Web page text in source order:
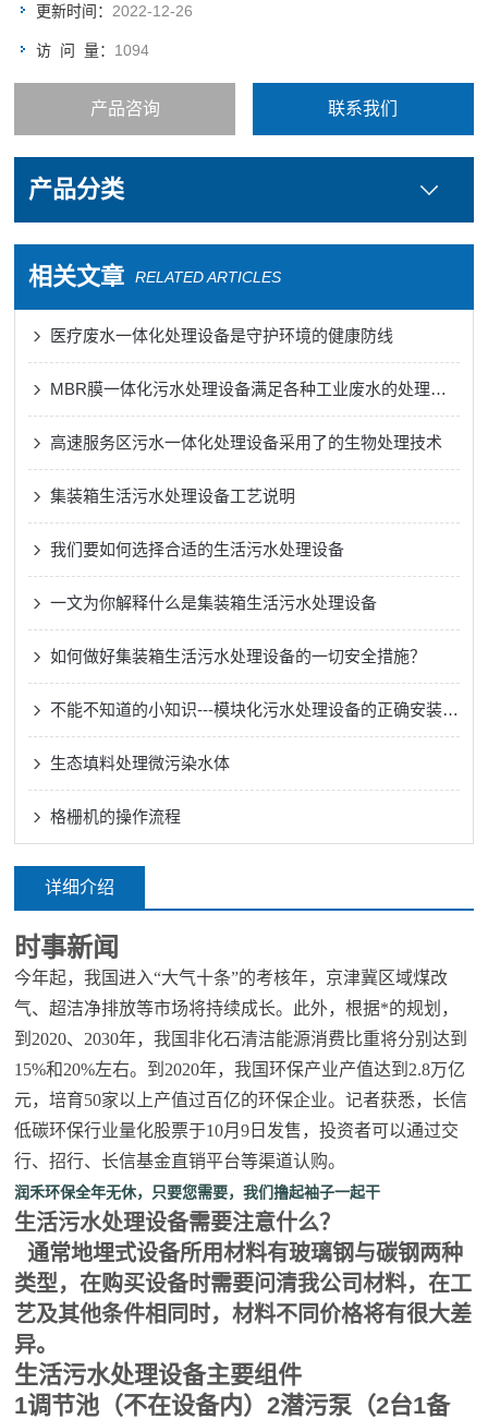
更新时间： 2022-12-26
访 问 量： 1094
产品咨询 联系我们
产品分类
相关文章 RELATED ARTICLES
医疗废水一体化处理设备是守护环境的健康防线
MBR膜一体化污水处理设备满足各种工业废水的处理需求
高速服务区污水一体化处理设备采用了的生物处理技术
集装箱生活污水处理设备工艺说明
我们要如何选择合适的生活污水处理设备
一文为你解释什么是集装箱生活污水处理设备
如何做好集装箱生活污水处理设备的一切安全措施？
不能不知道的小知识---模块化污水处理设备的正确安装方法
生态填料处理微污染水体
格栅机的操作流程
详细介绍
时事新闻
今年起，我国进入“大气十条”的考核年，京津冀区域煤改
气、超洁净排放等市场将持续成长。此外，根据*的规划，
到2020、2030年，我国非化石清洁能源消费比重将分别达到
15%和20%左右。到2020年，我国环保产业产值达到2.8万亿
元，培育50家以上产值过百亿的环保企业。记者获悉，长信
低碳环保行业量化股票于10月9日发售，投资者可以通过交
行、招行、长信基金直销平台等渠道认购。
润禾环保全年无休，只要您需要，我们撸起袖子一起干
生活污水处理设备需要注意什么？
通常地埋式设备所用材料有玻璃钢与碳钢两种
类型，在购买设备时需要问清我公司材料，在工
艺及其他条件相同时，材料不同价格将有很大差
异。
生活污水处理设备主要组件
1调节池（不在设备内）2潜污泵（2台1备